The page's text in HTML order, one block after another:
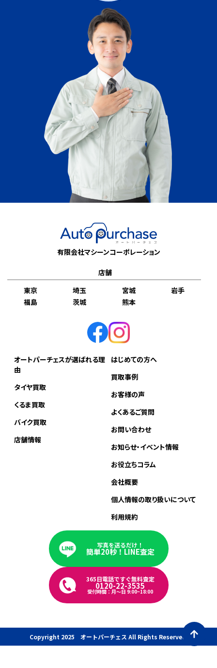
有限会社マシーンコーポレーション
店舗
東京
埼玉 宮城
岩手
福島
茨城 熊本
オートパーチェスが選ばれる理
由
タイヤ買取
くるま買取
バイク買取
店舗情報
はじめての方へ
買取事例
お客様の声
よくあるご質問
お問い合わせ
お知らせ・イベント情報
お役立ちコラム
会社概要
個人情報の取り扱いについて
利用規約
写真を送るだけ！
簡単20秒！LINE査定
365日電話ですぐ無料査定
0120-22-3535
受付時間：月〜日 9:00~18:00
Copyright 2025 オートパーチェス All Rights Reserved.